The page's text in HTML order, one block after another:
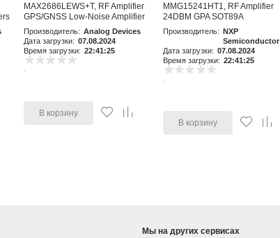
MAX2686LEWS+T, RF Amplifier
GPS/GNSS Low-Noise Amplifier
with Integr
Производитель: Analog Devices
Дата загрузки: 07.08.2024
Время загрузки: 22:41:25
В корзину
MMG15241HT1, RF Amplifier
24DBM GPA SOT89A
Производитель:
NXP
Semiconductor
Дата загрузки: 07.08.2024
Время загрузки: 22:41:25
В корзину
Мы на других сервисах